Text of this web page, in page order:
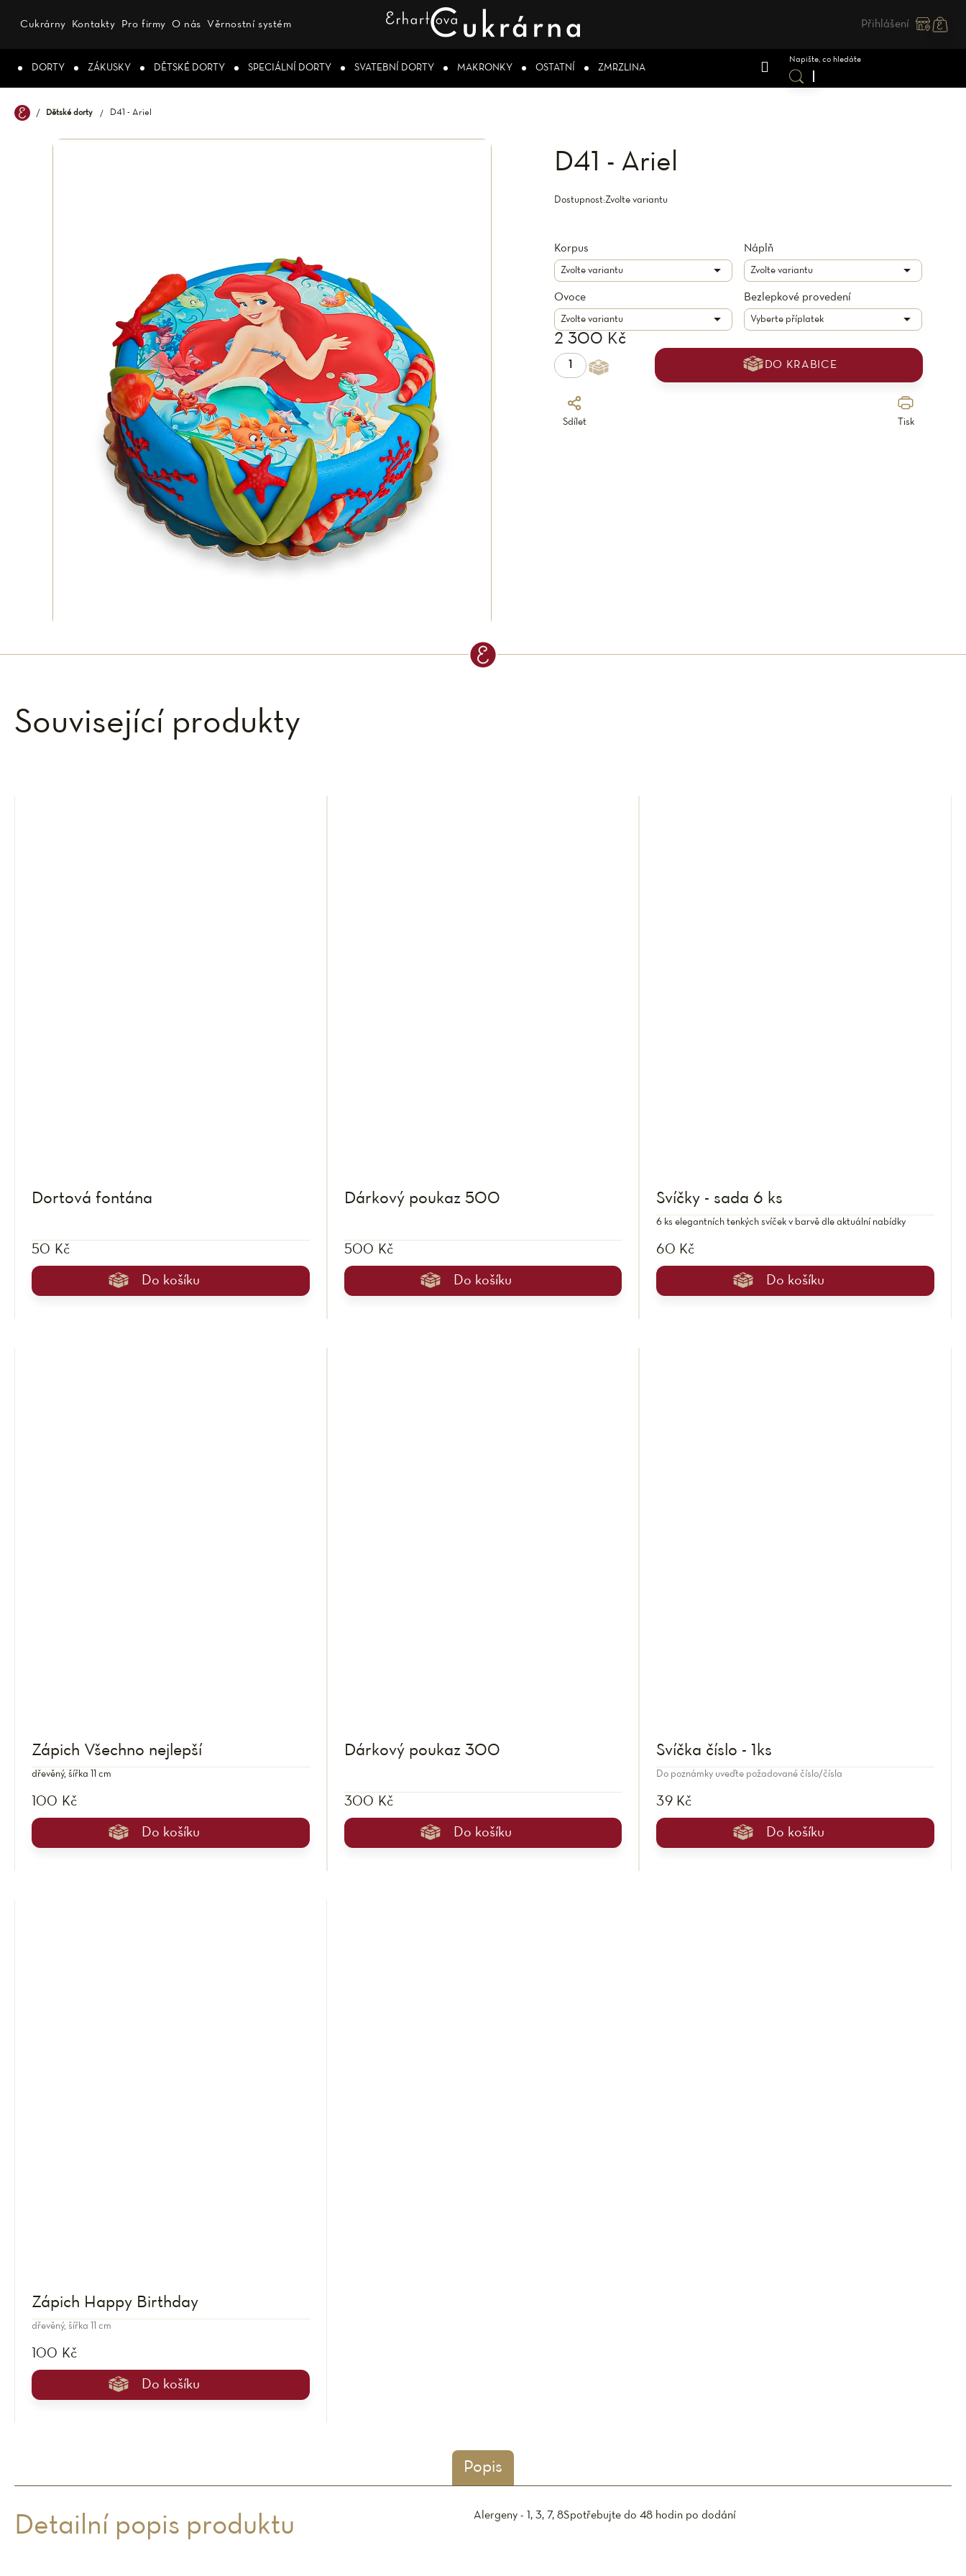
Přihlášení
Cukrárny Kontakty Pro firmy O nás Věrnostní systém
DORTY ZÁKUSKY DĚTSKÉ DORTY SPECIÁLNÍ DORTY SVATEBNÍ DORTY MAKRONKY OSTATNÍ ZMRZLINA
Dětské dorty D41 - Ariel
D41 - Ariel
Korpus Náplň
Ovoce Bezlepkové provedení
Tisk
Sdílet
Dostupnost:Zvolte variantu
2 300 Kč
DO KRABICE
Související produkty
Dortová fontána
50 Kč
Do košíku
Dárkový poukaz 500
500 Kč
Do košíku
Svíčky - sada 6 ks
60 Kč
Do košíku
6 ks elegantních tenkých svíček v barvě dle aktuální nabídky
Zápich Všechno nejlepší
100 Kč
Do košíku
dřevěný, šířka 11 cm
Dárkový poukaz 300
300 Kč
Do košíku
Svíčka číslo - 1ks
39 Kč
Do košíku
Do poznámky uveďte požadované číslo/čísla
Zápich Happy Birthday
100 Kč
Do košíku
dřevěný, šířka 11 cm
Popis
Detailní popis produktu Alergeny - 1, 3, 7, 8Spotřebujte do 48 hodin po dodání